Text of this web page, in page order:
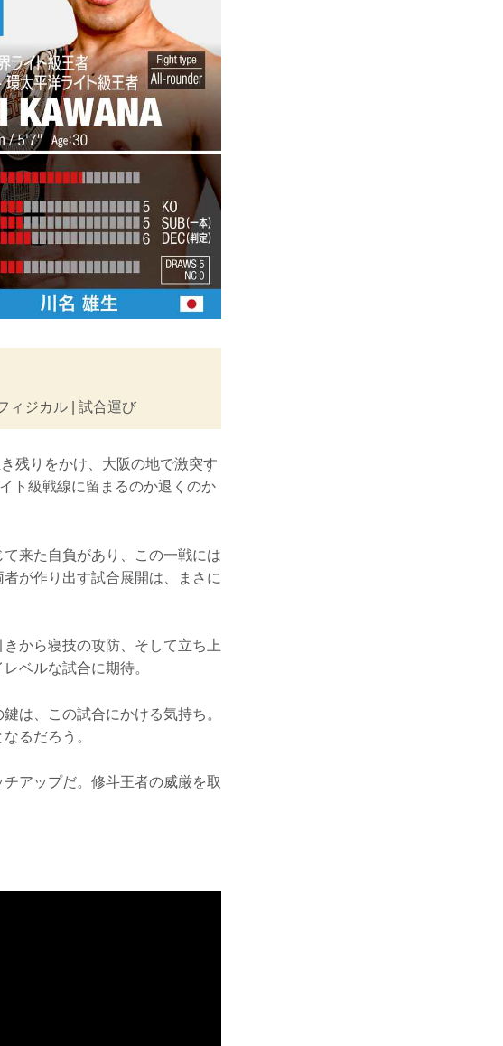
ィジカル | 試合運び
残りをかけ、大阪の地で激突す
ト級戦線に留まるのか退くのか
来た自負があり、この一戦には
が作り出す試合展開は、まさに
から寝技の攻防、そして立ち上
ベルな試合に期待。
は、この試合にかける気持ち。
るだろう。
アップだ。修斗王者の威厳を取